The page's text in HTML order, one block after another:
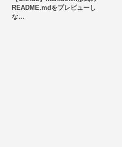
README.mdをプレビューし
な…